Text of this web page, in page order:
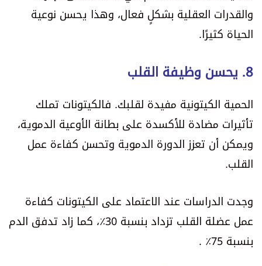
والقدرات العقلية بشكلٍ فعال، وهذا يحسن نوعية
الحياة كثيرًا.
8. يحسن وظيفة القلب
الحمية الكيتونية مفيدة لقلبك. فالكيتونات تملك
تأثيرات مضادة للأكسدة على بطانة الأوعية الدموية،
ويمكن أن تعزز الدورة الدموية وتحسن كفاءة عمل
القلب.
وجدت الدراسات عند الاعتماد على الكيتونات كفاءة
عمل عضلة القلب تزداد بنسبة 30٪، كما زاد تدفق الدم
بنسبة 75٪ .